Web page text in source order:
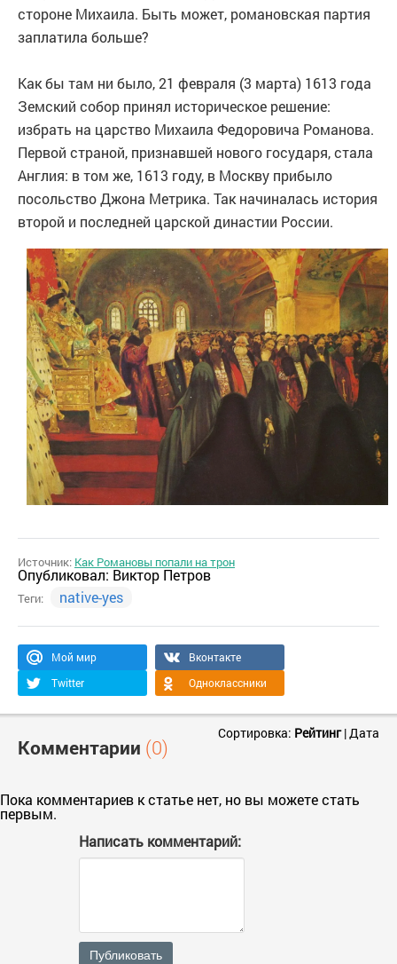
стороне Михаила. Быть может, романовская партия
заплатила больше?
Как бы там ни было, 21 февраля (3 марта) 1613 года
Земский собор принял историческое решение:
избрать на царство Михаила Федоровича Романова.
Первой страной, признавшей нового государя, стала
Англия: в том же, 1613 году, в Москву прибыло
посольство Джона Метрика. Так начиналась история
второй и последней царской династии России.
Источник: Как Романовы попали на трон
Опубликовал: Виктор Петров
Теги: native-yes
Мой мир
Вконтакте
Twitter
Одноклассники
Комментарии (0)
Сортировка: Рейтинг|Дата
Пока комментариев к статье нет, но вы можете стать
первым.
Написать комментарий:
Публиковать